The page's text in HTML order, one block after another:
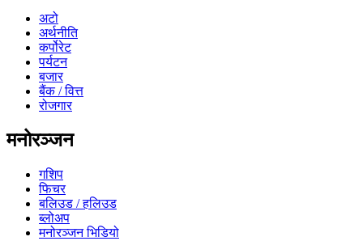
अटो
अर्थनीति
कर्पोरेट
पर्यटन
बजार
बैंक / वित्त
रोजगार
मनोरञ्जन
गशिप
फिचर
बलिउड / हलिउड
ब्लोअप
मनोरञ्जन भिडियो